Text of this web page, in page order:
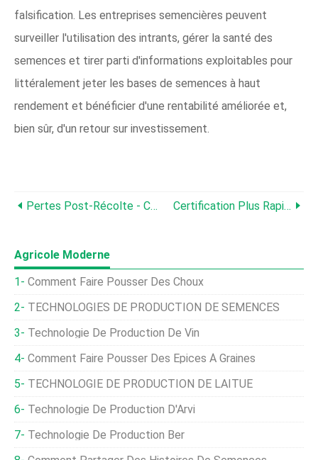
falsification. Les entreprises semencières peuvent
surveiller l'utilisation des intrants, gérer la santé des
semences et tirer parti d'informations exploitables pour
littéralement jeter les bases de semences à haut
rendement et bénéficier d'une rentabilité améliorée et,
bien sûr, d'un retour sur investissement.
Pertes Post-Récolte - Comment Les Minimiser Grâce À La Technologie Certification Plus Rapide Des Semences - Comment La Technologie Aide
Agricole Moderne
Comment Faire Pousser Des Choux
TECHNOLOGIES DE PRODUCTION DE SEMENCES
Technologie De Production De Vin
Comment Faire Pousser Des Épices À Graines
TECHNOLOGIE DE PRODUCTION DE LAITUE
Technologie De Production D'Arvi
Technologie De Production Ber